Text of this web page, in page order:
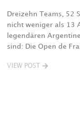
Dreizehn Teams, 52
nicht weniger als 13
legendären
sind: Die Open de
VIEW POST